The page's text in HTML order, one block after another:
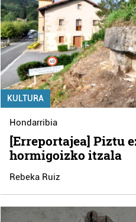
KULTURA
Hondarribia
[Erreportajea] Piztu
hormigoizko itzala
Rebeka Ruiz